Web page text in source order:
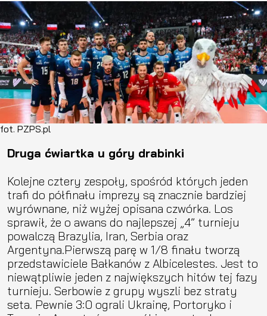
fot. PZPS.pl
Druga ćwiartka u góry drabinki
Kolejne cztery zespoły, spośród których jeden
trafi do półfinału imprezy są znacznie bardziej
wyrównane, niż wyżej opisana czwórka. Los
sprawił, że o awans do najlepszej „4” turnieju
powalczą Brazylia, Iran, Serbia oraz
Argentyna.Pierwszą parę w 1/8 finału tworzą
przedstawiciele Bałkanów z Albicelestes. Jest to
niewątpliwie jeden z największych hitów tej fazy
turnieju. Serbowie z grupy wyszli bez straty
seta. Pewnie 3:0 ograli Ukrainę, Portoryko i